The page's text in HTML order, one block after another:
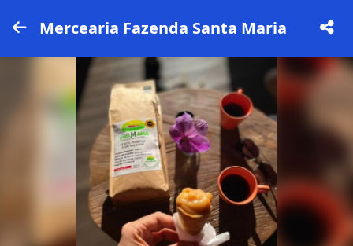
Mercearia Fazenda Santa Maria